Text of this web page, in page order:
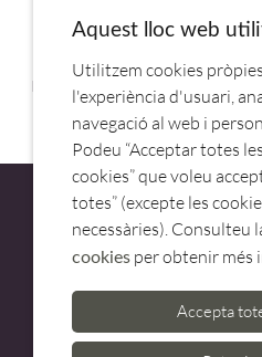
BASURERO C/RUED.50L AZUL
ATENCIÓ
973
Aquest lloc web
Utilitzem cookies
l'experiència d'usuari,
navegació al web i
Podeu “Acceptar totes
cookies” que voleu
totes” (excepte les
necessàries). Consulteu
cookies per obtenir més
Accepta